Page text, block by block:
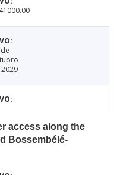
access along the
Bossembélé-